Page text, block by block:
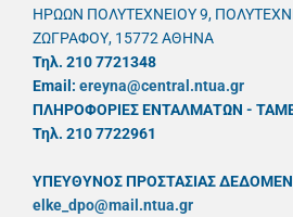
ΗΡΩΩΝ ΠΟΛΥΤΕΧΝΕΙΟΥ 9,
ΖΩΓΡΑΦΟΥ, 15772 ΑΘΗΝΑ
Τηλ. 210 7721348
Email: ereyna@central.ntua.gr
ΠΛΗΡΟΦΟΡΙΕΣ ΕΝΤΑΛΜΑΤΩΝ -
Τηλ. 210 7722961
ΥΠΕΥΘYΝΟΣ ΠΡΟΣΤΑΣΙΑΣ
elke_dpo@mail.ntua.gr